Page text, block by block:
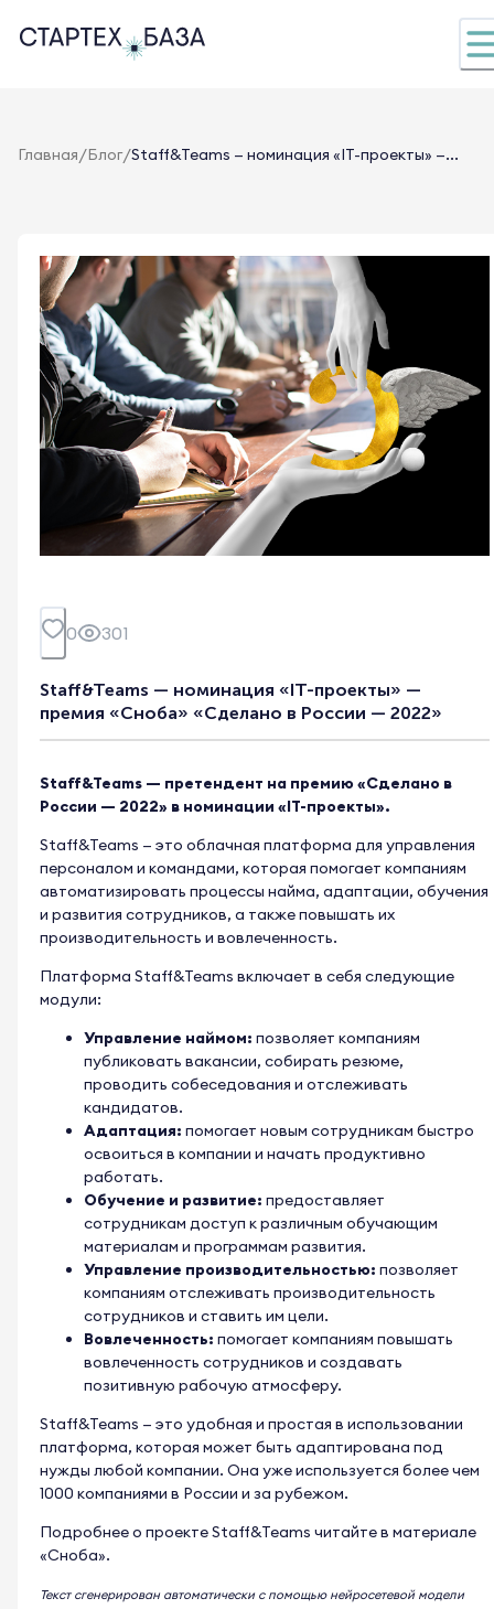
Главная/Блог/Staff&Teams — номинация «IT-проекты» —...
0 301
Staff&Teams — номинация «IT-проекты» —
премия «Сноба» «Сделано в России — 2022»
Staff&Teams — претендент на премию «Сделано в
России — 2022» в номинации «IT-проекты».
Staff&Teams — это облачная платформа для управления
персоналом и командами, которая помогает компаниям
автоматизировать процессы найма, адаптации, обучения
и развития сотрудников, а также повышать их
производительность и вовлеченность.
Платформа Staff&Teams включает в себя следующие
модули:
Управление наймом: позволяет компаниям
публиковать вакансии, собирать резюме,
проводить собеседования и отслеживать
кандидатов.
Адаптация: помогает новым сотрудникам быстро
освоиться в компании и начать продуктивно
работать.
Обучение и развитие: предоставляет
сотрудникам доступ к различным обучающим
материалам и программам развития.
Управление производительностью: позволяет
компаниям отслеживать производительность
сотрудников и ставить им цели.
Вовлеченность: помогает компаниям повышать
вовлеченность сотрудников и создавать
позитивную рабочую атмосферу.
Staff&Teams — это удобная и простая в использовании
платформа, которая может быть адаптирована под
нужды любой компании. Она уже используется более чем
1000 компаниями в России и за рубежом.
Подробнее о проекте Staff&Teams читайте в материале
«Сноба».
Текст сгенерирован автоматически с помощью нейросетевой модели